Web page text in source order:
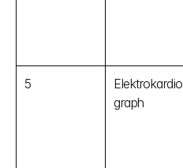
5
Elektrokardio
graph